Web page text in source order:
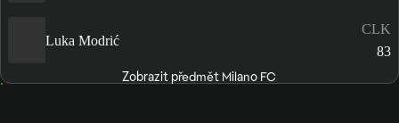
Luka Modrić
CLK
83
Zobrazit předmět Milano FC